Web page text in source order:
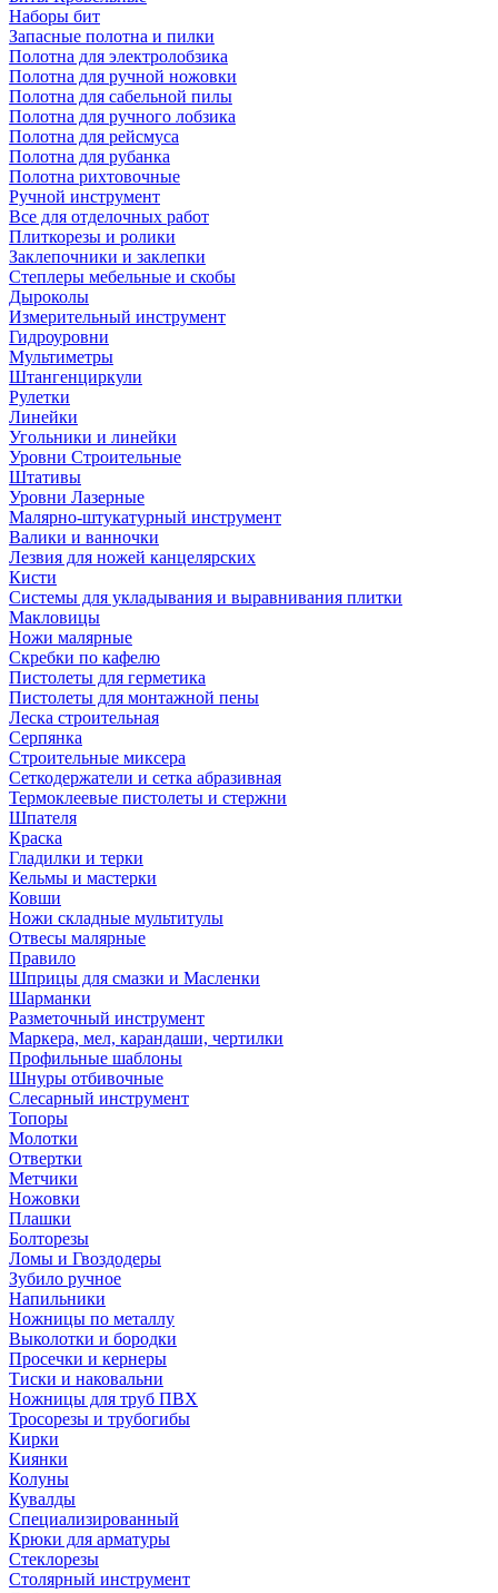
Наборы бит
Запасные полотна и пилки
Полотна для электролобзика
Полотна для ручной ножовки
Полотна для сабельной пилы
Полотна для ручного лобзика
Полотна для рейсмуса
Полотна для рубанка
Полотна рихтовочные
Ручной инструмент
Все для отделочных работ
Плиткорезы и ролики
Заклепочники и заклепки
Степлеры мебельные и скобы
Дыроколы
Измерительный инструмент
Гидроуровни
Мультиметры
Штангенциркули
Рулетки
Линейки
Угольники и линейки
Уровни Строительные
Штативы
Уровни Лазерные
Малярно-штукатурный инструмент
Валики и ванночки
Лезвия для ножей канцелярских
Кисти
Системы для укладывания и выравнивания плитки
Макловицы
Ножи малярные
Скребки по кафелю
Пистолеты для герметика
Пистолеты для монтажной пены
Леска строительная
Серпянка
Строительные миксера
Сеткодержатели и сетка абразивная
Термоклеевые пистолеты и стержни
Шпателя
Краска
Гладилки и терки
Кельмы и мастерки
Ковши
Ножи складные мультитулы
Отвесы малярные
Правило
Шприцы для смазки и Масленки
Шарманки
Разметочный инструмент
Маркера, мел, карандаши, чертилки
Профильные шаблоны
Шнуры отбивочные
Слесарный инструмент
Топоры
Молотки
Отвертки
Метчики
Ножовки
Плашки
Болторезы
Ломы и Гвоздодеры
Зубило ручное
Напильники
Ножницы по металлу
Выколотки и бородки
Просечки и кернеры
Тиски и наковальни
Ножницы для труб ПВХ
Тросорезы и трубогибы
Кирки
Киянки
Колуны
Кувалды
Специализированный
Крюки для арматуры
Стеклорезы
Столярный инструмент